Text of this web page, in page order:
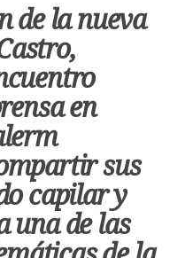
de la nueva
en
sus
capilar y
una de las